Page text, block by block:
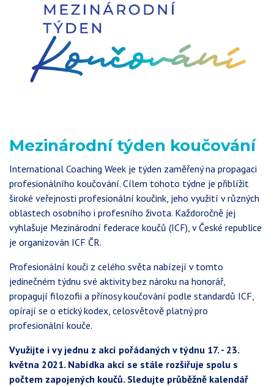
Mezinárodní týden koučování
International Coaching Week je týden zaměřený na propagaci
profesionálního koučování. Cílem tohoto týdne je přiblížit
široké veřejnosti profesionální koučink, jeho využití v různých
oblastech osobního i profesního života. Každoročně jej
vyhlašuje Mezinárodní federace koučů (ICF), v České republice
je organizován ICF ČR.
Profesionální kouči z celého světa nabízejí v tomto
jedinečném týdnu své aktivity bez nároku na honorář,
propagují filozofii a přínosy koučování podle standardů ICF,
opírají se o etický kodex, celosvětově platný pro
profesionální kouče.
Využijte i vy jednu z akcí pořádaných v týdnu 17. - 23.
května 2021. Nabídka akcí se stále rozšiřuje spolu s
počtem zapojených koučů. Sledujte průběžně kalendář